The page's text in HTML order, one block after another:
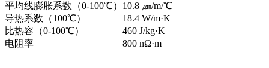
平均线膨胀系数（0-100℃） 10.8 ㎛/m/℃
导热系数（100℃）
18.4 W/m·K
比热容（0-100℃）
460 J/kg·K
电阻率
800 nΩ·m